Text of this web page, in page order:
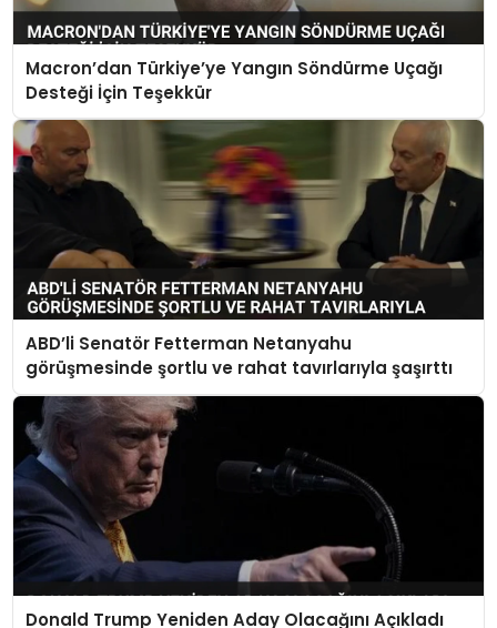
Macron’dan Türkiye’ye Yangın Söndürme Uçağı
Desteği İçin Teşekkür
ABD’li Senatör Fetterman Netanyahu
görüşmesinde şortlu ve rahat tavırlarıyla şaşırttı
Donald Trump Yeniden Aday Olacağını Açıkladı